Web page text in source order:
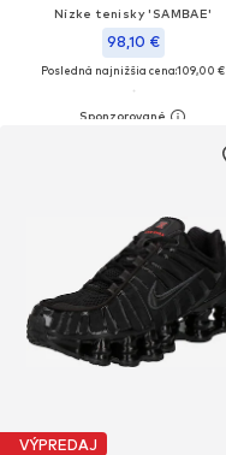
Nízke tenisky 'SAMBAE'
98,10 €
Posledná najnižšia cena:109,00 €
VÝPREDAJ